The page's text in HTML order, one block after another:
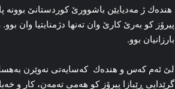
هندەك ژ مه‌دیایێن باشوورێ کوردستانێ بوونه‌
پیرۆز کو به‌رێ کارێ وان ته‌نها دژمنایتیا وان
بارزانیان بوو.
لێ ئه‌م که‌س و هندەك که‌سایه‌تی نه‌وێرن به‌هسا
گرێدایی ڕێبازا پیرۆز کو هه‌می ته‌مه‌ن، کار و